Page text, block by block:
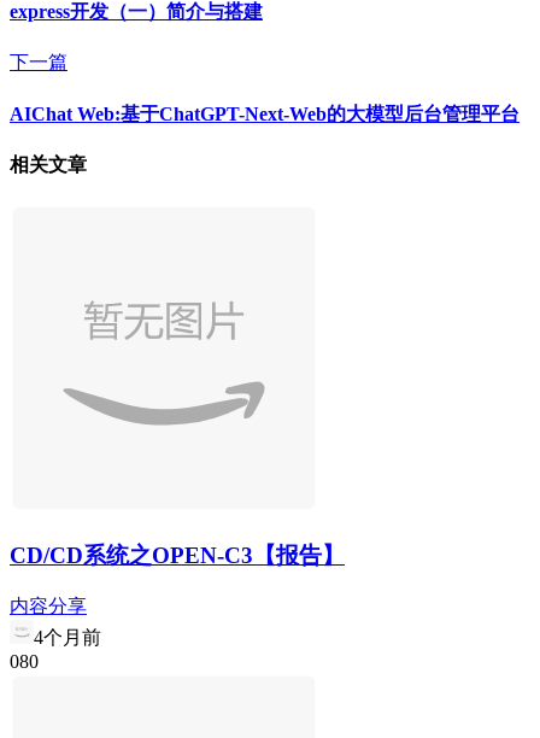
express开发（一）简介与搭建
下一篇
AIChat Web:基于ChatGPT-Next-Web的大模型后台管理平台
相关文章
CD/CD系统之OPEN-C3【报告】
内容分享
4个月前
080